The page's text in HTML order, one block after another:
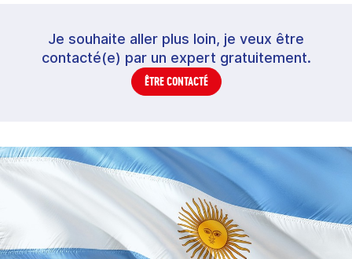
Je souhaite aller plus loin, je veux être
contacté(e) par un expert gratuitement.
ÊTRE CONTACTÉ